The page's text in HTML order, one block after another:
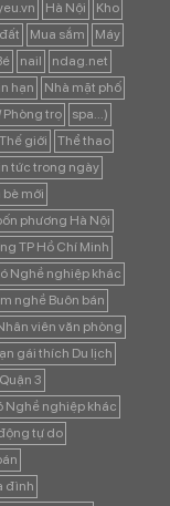
Hà Nội
Kho
Mua sắm
Máy
nail
ndag.net
hạn
Nhà mặt phố
Phòng trọ
spa...)
Thế giới
Thể thao
tức trong ngày
bè mới
phương Hà Nội
TP Hồ Chí Minh
Nghề nghiệp khác
nghề Buôn bán
viên văn phòng
gái thích Du lịch
3
Nghề nghiệp khác
tự do
đình